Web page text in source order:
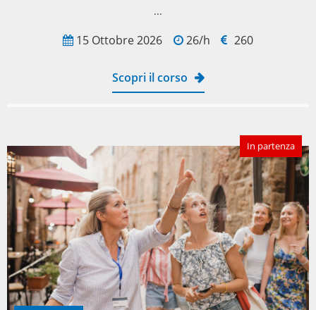
...
15 Ottobre 2026 26/h 260
Scopri il corso
In partenza